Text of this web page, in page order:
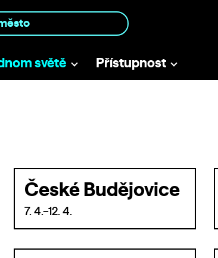
světě Přístupnost
České Budějovice
7. 4.–12. 4.